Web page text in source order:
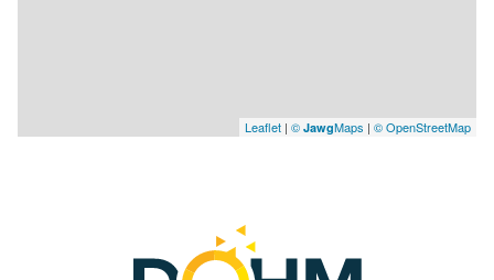
Leaflet | © JawgMaps | © OpenStreetMap